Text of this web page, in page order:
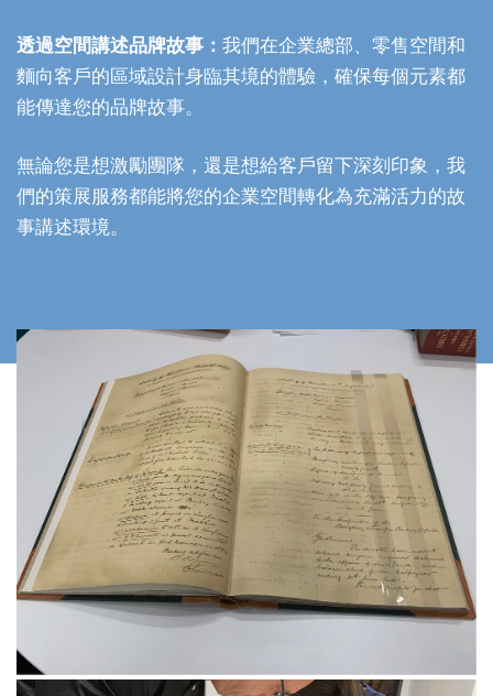
透過空間講述品牌故事： 我們在企業總部、零售空間和
麵向客戶的區域設計身臨其境的體驗，確保每個元素都
能傳達您的品牌故事。
無論您是想激勵團隊，還是想給客戶留下深刻印象，我
們的策展服務都能將您的企業空間轉化為充滿活力的故
事講述環境。